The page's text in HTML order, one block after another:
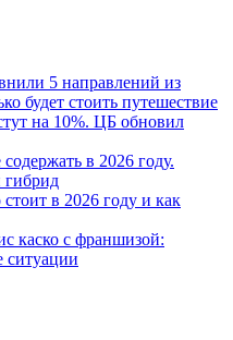
5 направлений из
будет стоить путешествие
на 10%. ЦБ обновил
в 2026 году.
гибрид
в 2026 году и как
каско с франшизой:
ситуации